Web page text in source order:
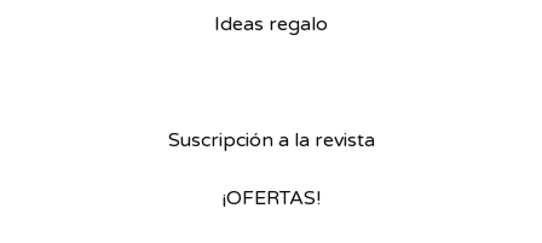
Ideas regalo
Suscripción a la revista
¡OFERTAS!